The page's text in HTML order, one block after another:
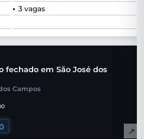
3 vagas
fechado em São José dos
Campos
↗